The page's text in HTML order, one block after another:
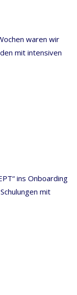
waren wir
mit intensiven
ins Onboarding
mit